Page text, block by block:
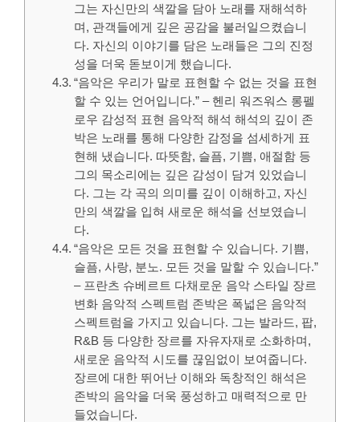
그는 자신만의 색깔을 담아 노래를 재해석하
며, 관객들에게 깊은 공감을 불러일으켰습니
다. 자신의 이야기를 담은 노래들은 그의 진정
성을 더욱 돋보이게 했습니다.
“음악은 우리가 말로 표현할 수 없는 것을 표현
할 수 있는 언어입니다.” – 헨리 워즈워스 롱펠
로우 감성적 표현 음악적 해석 해석의 깊이 존
박은 노래를 통해 다양한 감정을 섬세하게 표
현해 냈습니다. 따뜻함, 슬픔, 기쁨, 애절함 등
그의 목소리에는 깊은 감성이 담겨 있었습니
다. 그는 각 곡의 의미를 깊이 이해하고, 자신
만의 색깔을 입혀 새로운 해석을 선보였습니
다.
“음악은 모든 것을 표현할 수 있습니다. 기쁨,
슬픔, 사랑, 분노. 모든 것을 말할 수 있습니다.”
– 프란츠 슈베르트 다채로운 음악 스타일 장르
변화 음악적 스펙트럼 존박은 폭넓은 음악적
스펙트럼을 가지고 있습니다. 그는 발라드, 팝,
R&B 등 다양한 장르를 자유자재로 소화하며,
새로운 음악적 시도를 끊임없이 보여줍니다.
장르에 대한 뛰어난 이해와 독창적인 해석은
존박의 음악을 더욱 풍성하고 매력적으로 만
들었습니다.